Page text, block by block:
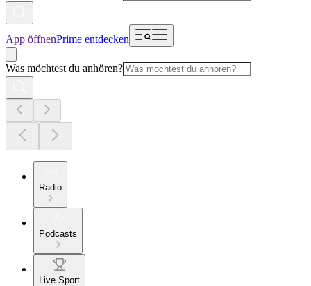
App öffnenPrime entdecken
Was möchtest du anhören?
Radio
Podcasts
Live Sport